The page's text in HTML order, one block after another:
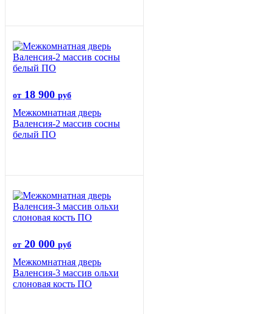
от 18 900 руб
Межкомнатная дверь
Валенсия-2 массив сосны
белый ПО
от 20 000 руб
Межкомнатная дверь
Валенсия-3 массив ольхи
слоновая кость ПО